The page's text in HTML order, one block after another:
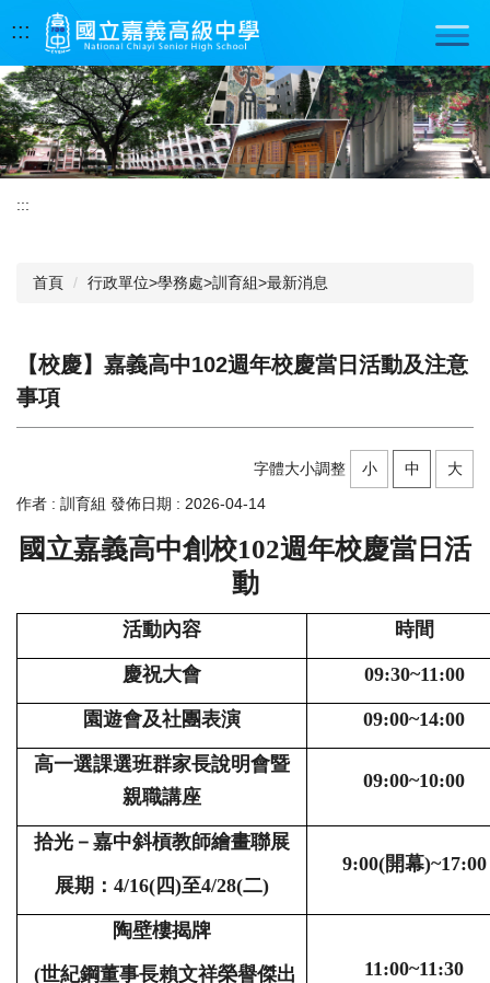
到
要
內
容
區
:::
:::
首頁 行政單位>學務處>訓育組>最新消息
【校慶】嘉義高中102週年校慶當日活動及注意
事項
字體大小調整 小 中
大
作者 : 訓育組 發佈日期 : 2026-04-14
國立嘉義高中創校102週年校慶當日活
動
活動內容 時間
慶祝大會 09:30~11:00
園遊會及社團表演 09:00~14:00
高一選課選班群家長說明會暨
親職講座
09:00~10:00
拾光－嘉中斜槓教師繪畫聯展
展期： 4/16( 四)至4/28(二)
9:00(開幕)~17:00
陶壁樓揭牌
(世紀鋼董事長賴文祥榮譽傑出
11:00~11:30